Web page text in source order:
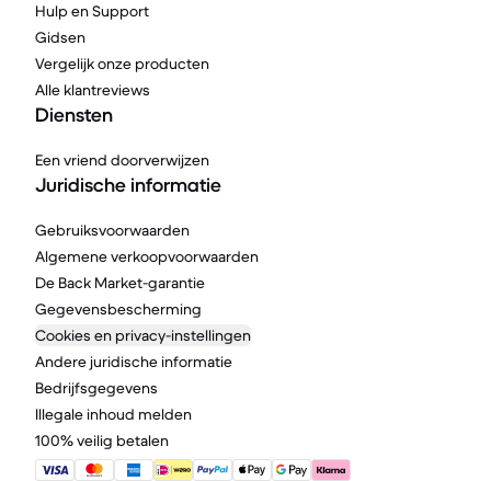
Hulp en Support
Gidsen
Vergelijk onze producten
Alle klantreviews
Diensten
Een vriend doorverwijzen
Juridische informatie
Gebruiksvoorwaarden
Algemene verkoopvoorwaarden
De Back Market-garantie
Gegevensbescherming
Cookies en privacy-instellingen
Andere juridische informatie
Bedrijfsgegevens
Illegale inhoud melden
100% veilig betalen